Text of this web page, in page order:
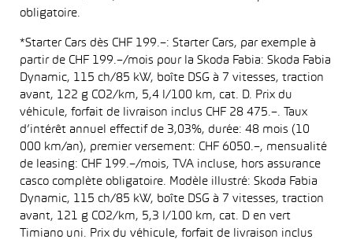
obligatoire.
*Starter Cars dès CHF 199.–: Starter Cars, par exemple à
partir de CHF 199.–/mois pour la Skoda Fabia: Skoda Fabia
Dynamic, 115 ch/85 kW, boîte DSG à 7 vitesses, traction
avant, 122 g CO2/km, 5,4 l/100 km, cat. D. Prix du
véhicule, forfait de livraison inclus CHF 28 475.–. Taux
d’intérêt annuel effectif de 3,03%, durée: 48 mois (10
000 km/an), premier versement: CHF 6050.–, mensualité
de leasing: CHF 199.–/mois, TVA incluse, hors assurance
casco complète obligatoire. Modèle illustré: Skoda Fabia
Dynamic, 115 ch/85 kW, boîte DSG à 7 vitesses, traction
avant, 121 g CO2/km, 5,3 l/100 km, cat. D en vert
Timiano uni. Prix du véhicule, forfait de livraison inclus